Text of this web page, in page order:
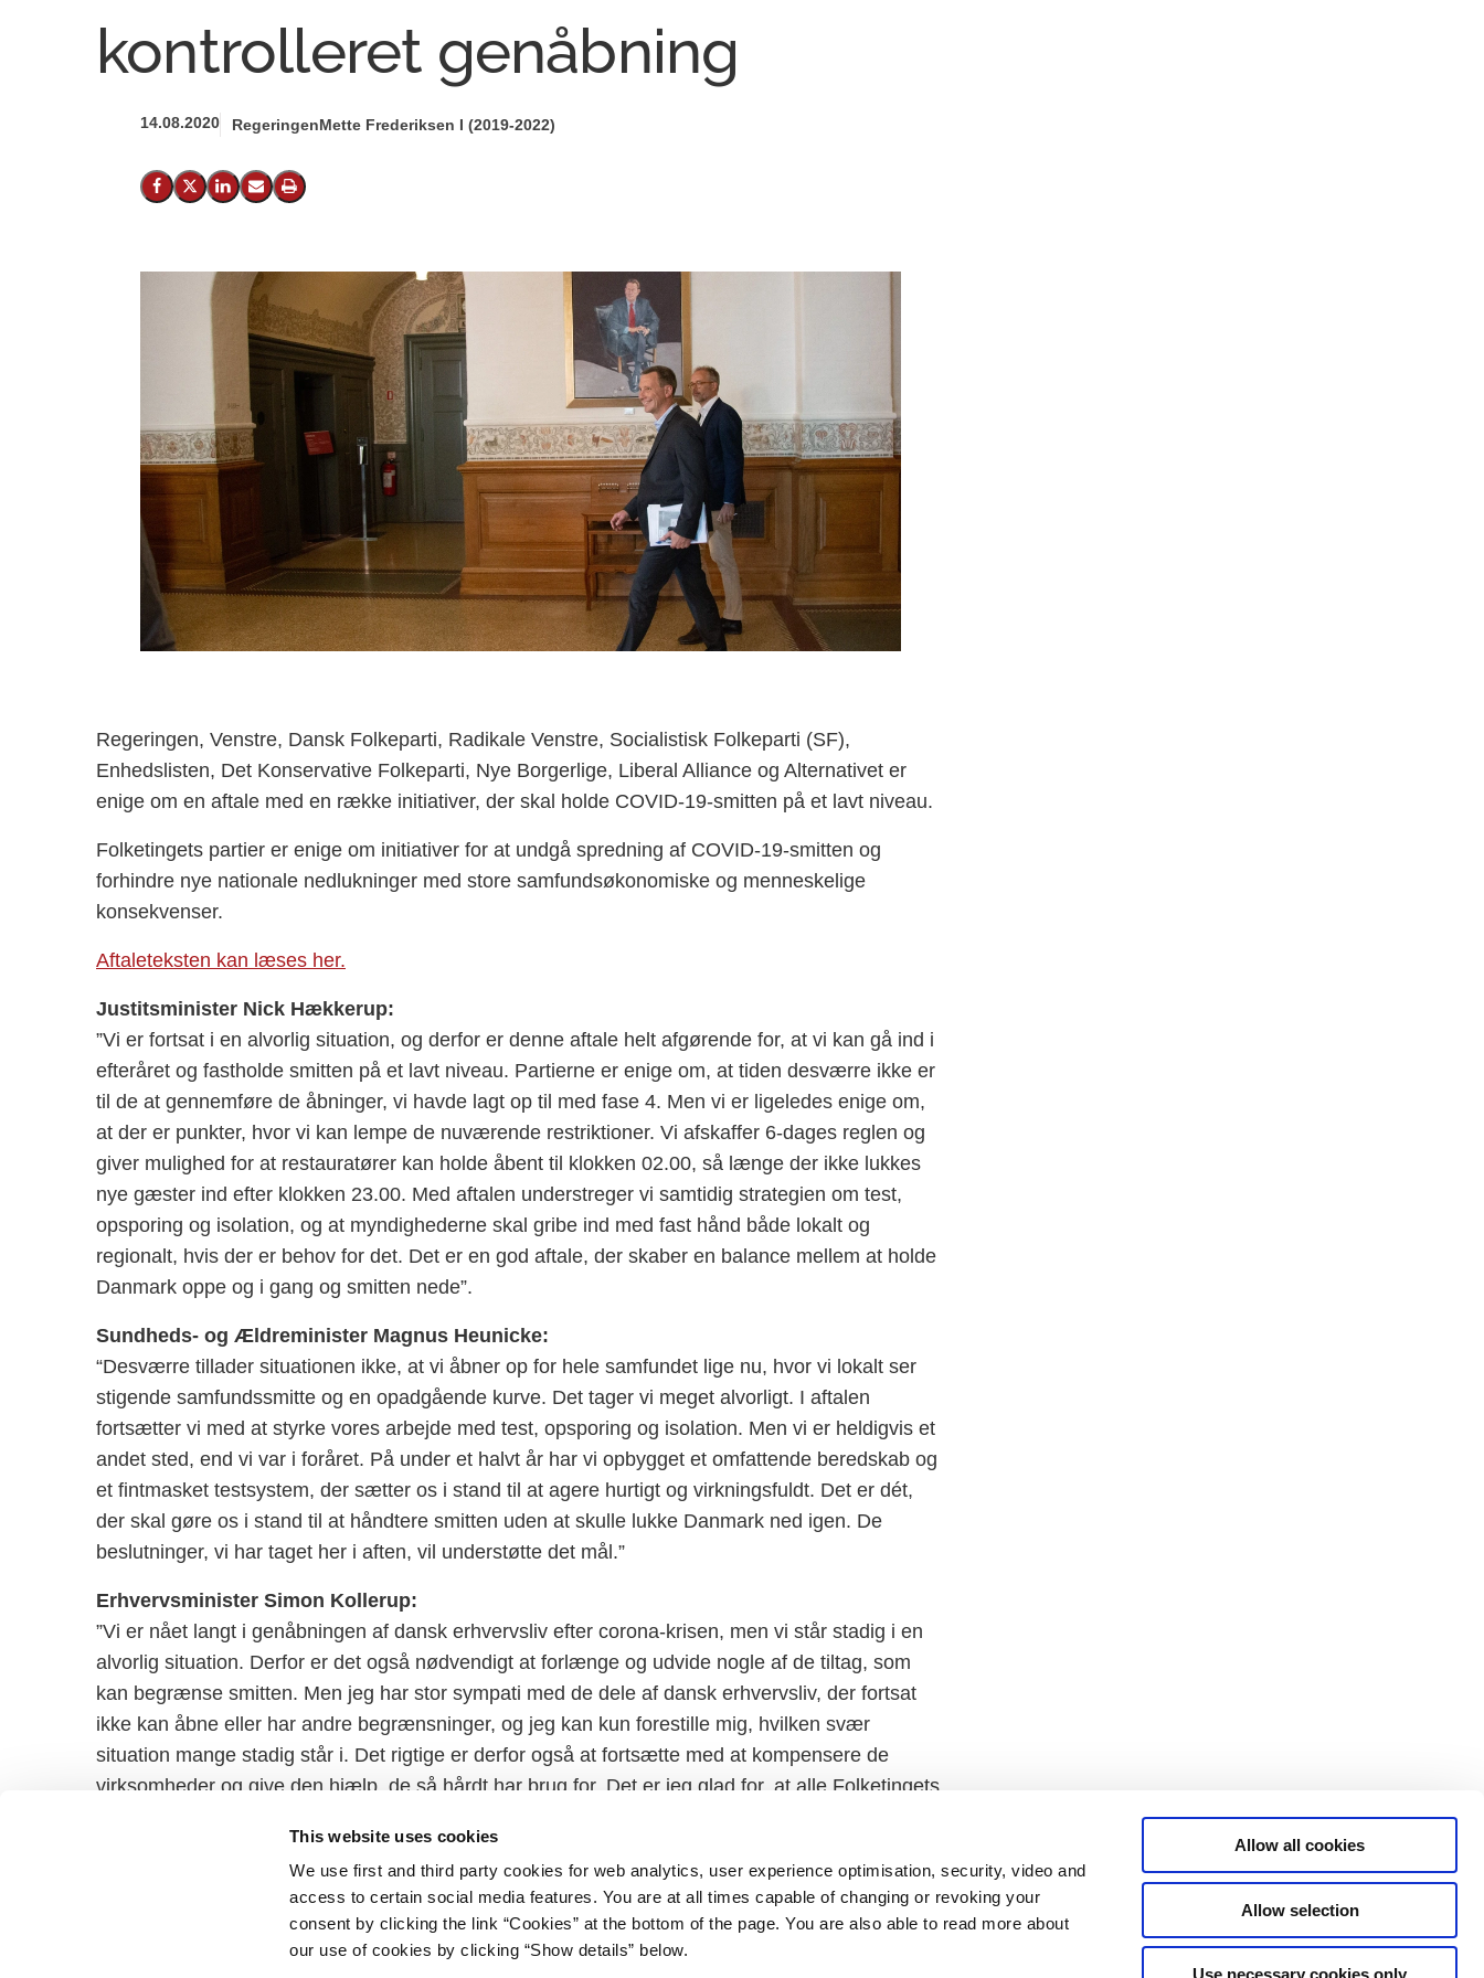
This website uses cookies
We use first and third party cookies for web analytics, user experience optimisation, security, video and
access to certain social media features. You are at all times capable of changing or revoking your
consent by clicking the link “Cookies” at the bottom of the page. You are also able to read more about
our use of cookies by clicking “Show details” below.
Allow all cookies
Allow selection
Use necessary cookies only
kontrolleret genåbning
14.08.2020 RegeringenMette Frederiksen I (2019-2022)
Del på Facebook
Del på X (Twitter)
Del på LinkedIn
Send email
Print
Regeringen, Venstre, Dansk Folkeparti, Radikale Venstre, Socialistisk Folkeparti (SF),
Enhedslisten, Det Konservative Folkeparti, Nye Borgerlige, Liberal Alliance og Alternativet er
enige om en aftale med en række initiativer, der skal holde COVID-19-smitten på et lavt niveau.
Folketingets partier er enige om initiativer for at undgå spredning af COVID-19-smitten og
forhindre nye nationale nedlukninger med store samfundsøkonomiske og menneskelige
konsekvenser.
Aftaleteksten kan læses her.
Justitsminister Nick Hækkerup:
”Vi er fortsat i en alvorlig situation, og derfor er denne aftale helt afgørende for, at vi kan gå ind i
efteråret og fastholde smitten på et lavt niveau. Partierne er enige om, at tiden desværre ikke er
til de at gennemføre de åbninger, vi havde lagt op til med fase 4. Men vi er ligeledes enige om,
at der er punkter, hvor vi kan lempe de nuværende restriktioner. Vi afskaffer 6-dages reglen og
giver mulighed for at restauratører kan holde åbent til klokken 02.00, så længe der ikke lukkes
nye gæster ind efter klokken 23.00. Med aftalen understreger vi samtidig strategien om test,
opsporing og isolation, og at myndighederne skal gribe ind med fast hånd både lokalt og
regionalt, hvis der er behov for det. Det er en god aftale, der skaber en balance mellem at holde
Danmark oppe og i gang og smitten nede”.
Sundheds- og Ældreminister Magnus Heunicke:
“Desværre tillader situationen ikke, at vi åbner op for hele samfundet lige nu, hvor vi lokalt ser
stigende samfundssmitte og en opadgående kurve. Det tager vi meget alvorligt. I aftalen
fortsætter vi med at styrke vores arbejde med test, opsporing og isolation. Men vi er heldigvis et
andet sted, end vi var i foråret. På under et halvt år har vi opbygget et omfattende beredskab og
et fintmasket testsystem, der sætter os i stand til at agere hurtigt og virkningsfuldt. Det er dét,
der skal gøre os i stand til at håndtere smitten uden at skulle lukke Danmark ned igen. De
beslutninger, vi har taget her i aften, vil understøtte det mål.”
Erhvervsminister Simon Kollerup:
”Vi er nået langt i genåbningen af dansk erhvervsliv efter corona-krisen, men vi står stadig i en
alvorlig situation. Derfor er det også nødvendigt at forlænge og udvide nogle af de tiltag, som
kan begrænse smitten. Men jeg har stor sympati med de dele af dansk erhvervsliv, der fortsat
ikke kan åbne eller har andre begrænsninger, og jeg kan kun forestille mig, hvilken svær
situation mange stadig står i. Det rigtige er derfor også at fortsætte med at kompensere de
virksomheder og give den hjælp, de så hårdt har brug for. Det er jeg glad for, at alle Folketingets